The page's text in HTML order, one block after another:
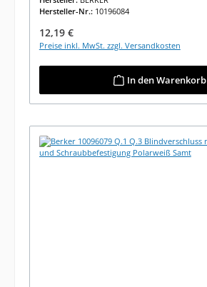
Hersteller-Nr.: 10196084
Regulärer Preis:
12,19 €
Preise inkl. MwSt. zzgl. Versandkosten
In den Warenkorb